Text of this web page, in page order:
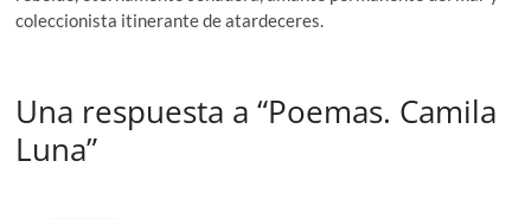
coleccionista itinerante de atardeceres.
Una respuesta a “Poemas. Camila
Luna”